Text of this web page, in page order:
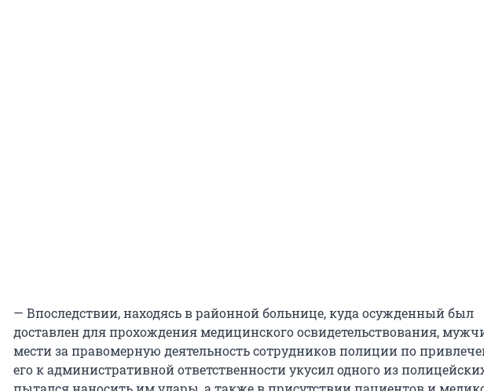
— Впоследствии, находясь в районной больнице, куда осужденный был
доставлен для прохождения медицинского освидетельствования,
мести за правомерную деятельность сотрудников полиции по
его к административной ответственности укусил одного из